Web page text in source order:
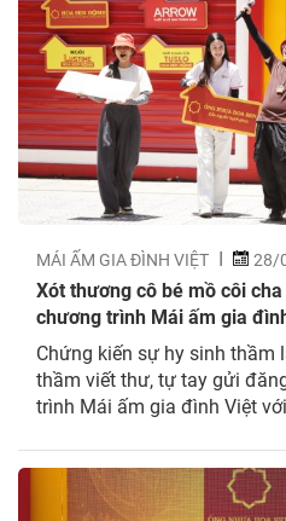
MÁI ẤM GIA ĐÌNH VIỆT 28/
Xót thương cô bé mồ côi
chương trình Mái ấm gia
Chứng kiến sự hy sinh thầm
thầm viết thư, tự tay gửi
trình Mái ấm gia đình Việt
144 Mái ấm gia đình Việt,